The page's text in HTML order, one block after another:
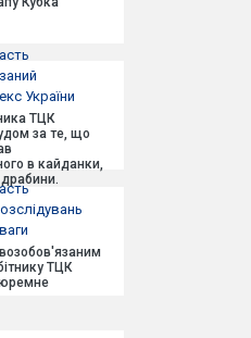
України
ТЦК
за те, що
в кайданки,
ТЦК